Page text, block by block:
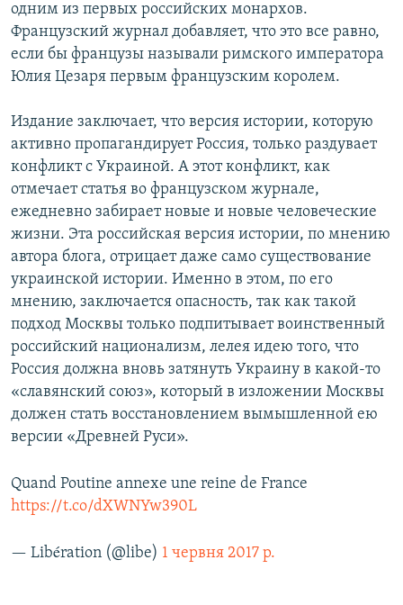
одним из первых российских монархов.
Французский журнал добавляет, что это все равно,
если бы французы называли римского императора
Юлия Цезаря первым французским королем.
Издание заключает, что версия истории, которую
активно пропагандирует Россия, только раздувает
конфликт с Украиной. А этот конфликт, как
отмечает статья во французском журнале,
ежедневно забирает новые и новые человеческие
жизни. Эта российская версия истории, по мнению
автора блога, отрицает даже само существование
украинской истории. Именно в этом, по его
мнению, заключается опасность, так как такой
подход Москвы только подпитывает воинственный
российский национализм, лелея идею того, что
Россия должна вновь затянуть Украину в какой-то
«славянский союз», который в изложении Москвы
должен стать восстановлением вымышленной ею
версии «Древней Руси».
Quand Poutine annexe une reine de France
https://t.co/dXWNYw390L
— Libération (@libe) 1 червня 2017 р.